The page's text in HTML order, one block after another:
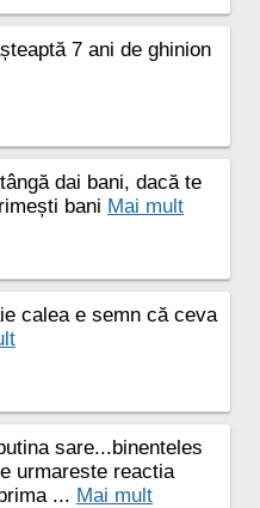
7 ani de ghinion
dai bani, dacă te
bani Mai mult
calea e semn că ceva
sare...binenteles
urmareste reactia
... Mai mult